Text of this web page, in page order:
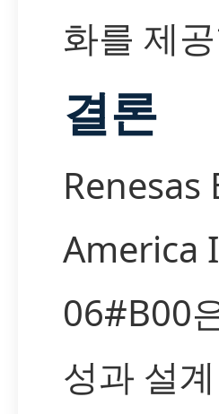
화를 제
결론
Renesas
America
06#B00
성과 설